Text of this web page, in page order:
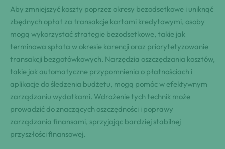
Aby zmniejszyć koszty poprzez okresy bezodsetkowe i uniknąć
zbędnych opłat za transakcje kartami kredytowymi, osoby
mogą wykorzystać strategie bezodsetkowe, takie jak
terminowa spłata w okresie karencji oraz priorytetyzowanie
transakcji bezgotówkowych. Narzędzia oszczędzania kosztów,
takie jak automatyczne przypomnienia o płatnościach i
aplikacje do śledzenia budżetu, mogą pomóc w efektywnym
zarządzaniu wydatkami. Wdrożenie tych technik może
prowadzić do znaczących oszczędności i poprawy
zarządzania finansami, sprzyjając bardziej stabilnej
przyszłości finansowej.